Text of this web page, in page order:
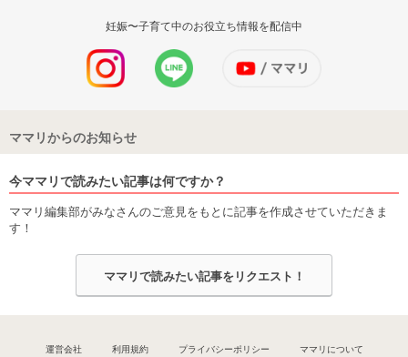
妊娠〜子育て中のお役立ち情報を配信中
ママリからのお知らせ
今ママリで読みたい記事は何ですか？
ママリ編集部がみなさんのご意見をもとに記事を作成させていただきま
す！
ママリで読みたい記事をリクエスト！
運営会社 利用規約 プライバシーポリシー ママリについて